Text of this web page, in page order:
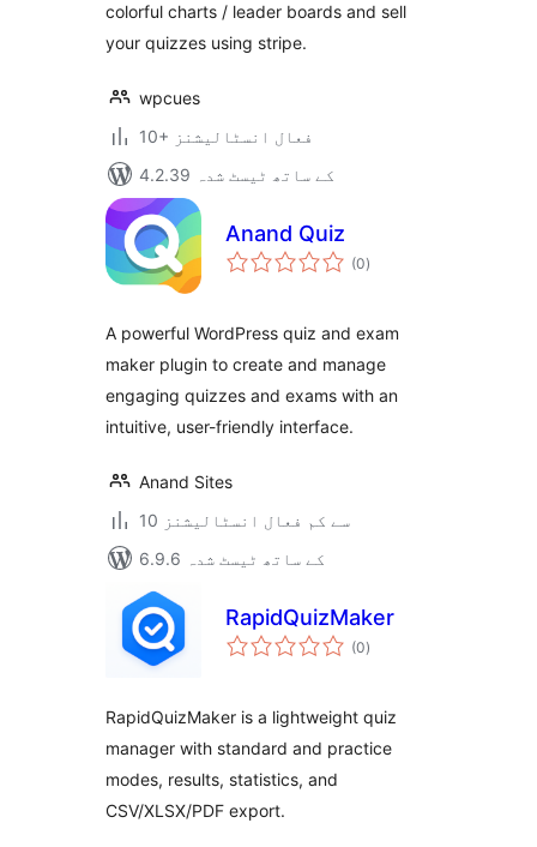
colorful charts / leader boards and sell
your quizzes using stripe.
wpcues
10+ فعال انسٹالیشنز
4.2.39 کے ساتھ ٹیسٹ شدہ
Anand Quiz
(0مجموعی
درجہ
)
A powerful WordPress quiz and exam
maker plugin to create and manage
engaging quizzes and exams with an
intuitive, user-friendly interface.
Anand Sites
10 سے کم فعال انسٹالیشنز
6.9.6 کے ساتھ ٹیسٹ شدہ
RapidQuizMaker
(0مجموعی
درجہ
)
RapidQuizMaker is a lightweight quiz
manager with standard and practice
modes, results, statistics, and
CSV/XLSX/PDF export.